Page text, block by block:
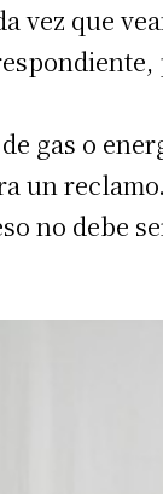
vez que
gas o
un
no debe